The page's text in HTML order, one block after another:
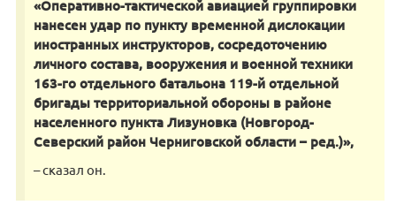
«Оперативно-тактической авиацией группировки
нанесен удар по пункту временной дислокации
иностранных инструкторов, сосредоточению
личного состава, вооружения и военной техники
163-го отдельного батальона 119-й отдельной
бригады территориальной обороны в районе
населенного пункта Лизуновка (Новгород-
Северский район Черниговской области – ред.)»,
– сказал он.